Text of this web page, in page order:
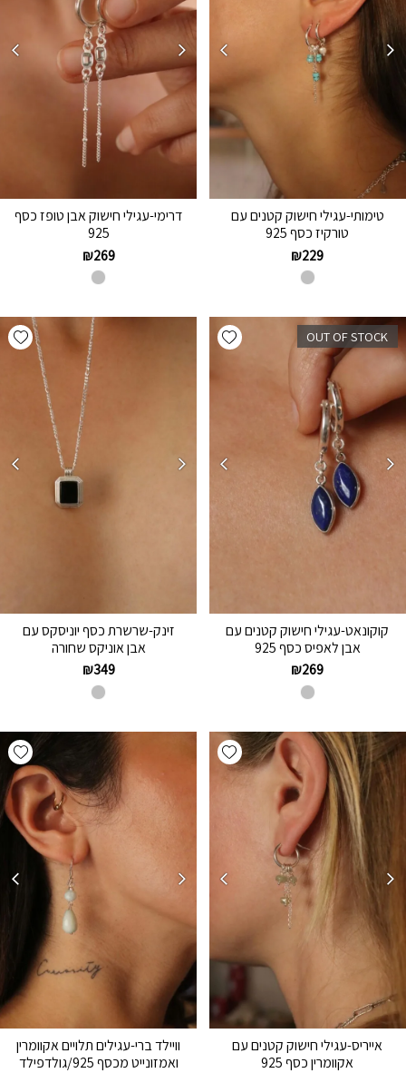
טימותי-עגילי חישוק קטנים עם
טורקיז כסף 925
₪229
דרימי-עגילי חישוק אבן טופז כסף
925
₪269
Add wishlist OUT OF STOCK
קוקונאט-עגילי חישוק קטנים עם
אבן לאפיס כסף 925
₪269
זינק-שרשרת כסף יוניסקס עם
אבן אוניקס שחורה
₪349
Add wishlist
אייריס-עגילי חישוק קטנים עם
אקוומרין כסף 925
וויילד ברי-עגילים תלויים אקוומרין
ואמזונייט מכסף 925/גולדפילד